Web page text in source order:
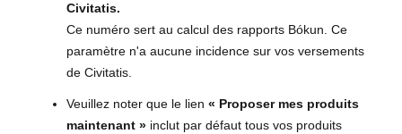
Civitatis.
Ce numéro sert au calcul des rapports Bókun. Ce
paramètre n'a aucune incidence sur vos versements
de Civitatis.
Veuillez noter que le lien « Proposer mes produits
maintenant » inclut par défaut tous vos produits